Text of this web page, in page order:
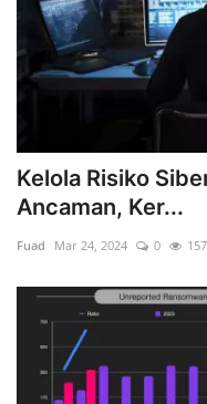
Kelola Risiko
Ancaman, Ker...
Fuad Mar 24, 2024 0 157